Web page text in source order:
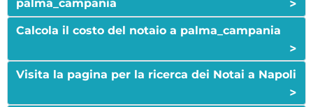
palma_campania
>
Calcola il costo del notaio a palma_campania
>
Visita la pagina per la ricerca dei Notai a Napoli
>